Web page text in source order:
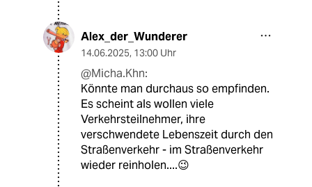
Alex_der_Wunderer
14.06.2025, 13:00 Uhr
@Micha.Khn:
Könnte man durchaus so empfinden.
Es scheint als wollen viele
Verkehrsteilnehmer, ihre
verschwendete Lebenszeit durch den
Straßenverkehr - im Straßenverkehr
wieder reinholen....😉